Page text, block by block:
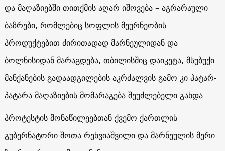
და მაღაზიებში თითქმის აღარ იშოვება – აგრარაული
ბაზრები, რომლებიც სოფლის მეურნეობის
პროდუქტებით ძირითადად მარნეულიდან და
ბოლნისიდან მარაგდება, თბილისშიც დაიკეტა, მსუბუქი
მანქანების გადაადგილების აკრძალვის გამო კი პატარ-
პატარა მაღაზიების მომარაგება შეუძლებელი გახდა.
პროტესტის მონაწილეებთან ქვემო ქართლის
გუბერნატორი შოთა რეხვიაშვილი და მარნეულის მერი